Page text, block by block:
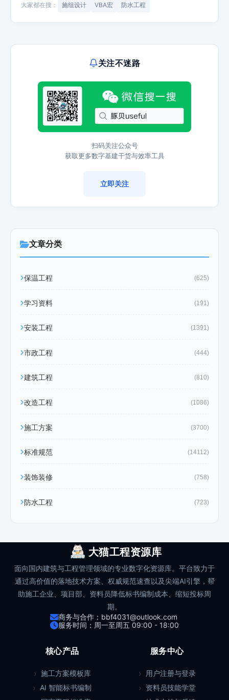
大家都在搜： 施组设计 VBA宏 防水工程
关注不迷路
扫码关注公众号
获取更多数字基建干货与效率工具
立即关注
文章分类
保温工程 (625)
学习资料 (191)
安装工程 (1391)
市政工程 (444)
建筑工程 (810)
改造工程 (1086)
施工方案 (3700)
标准规范 (14112)
装饰装修 (758)
防水工程 (723)
大猫工程资源库
面向国内建筑与工程管理领域的专业数字化资源库。平台致力于
通过高价值的落地技术方案、权威规范速查以及尖端AI引擎，帮
助施工企业、项目部、资料员降低标书编制成本、缩短投标周
期。
商务与合作：bbf4031@outlook.com
服务时间：周一至周五 09:00 - 18:00
核心产品
施工方案模板库
AI 智能标书编制
服务中心
用户注册与登录
资料员技能学堂